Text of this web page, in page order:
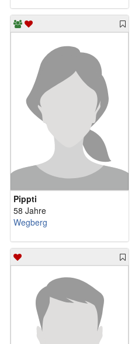
Pippti
58 Jahre
Wegberg